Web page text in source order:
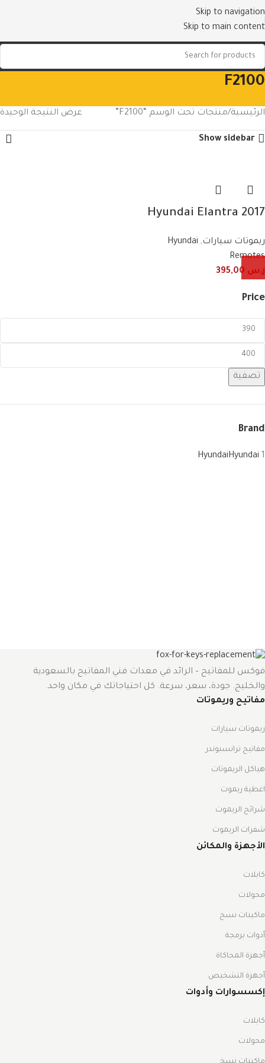
Skip to navigation
Skip to main content
F2100
Price
تصفية
Brand
HyundaiHyundai 1
الرئيسية منتجات تحت الوسم “F2100” عرض النتيجة الوحيدة
Show sidebar
Hyundai Elantra 2017
433MHz 95440-F2100
ريموتات سيارات,
Hyundai
Remotes
ر.س
فوكس للمفاتيح – الرائد في معدات فني المفاتيح بالسعودية
والخليج. جودة، سعر، سرعة. كل احتياجاتك في مكان واحد.
مفاتيح وريموتات
ريموتات سيارات
مفاتيح ترانسبوندر
هياكل الريموتات
اغطية ريموت
شرائح الريموت
شفرات الريموت
الأجهزة والمكائن
كابلات
محولات
ماكينات نسخ
أدوات برمجة
أجهزة المحاكاة
أجهزة التشخيص
إكسسوارات وأدوات
كابلات
محولات